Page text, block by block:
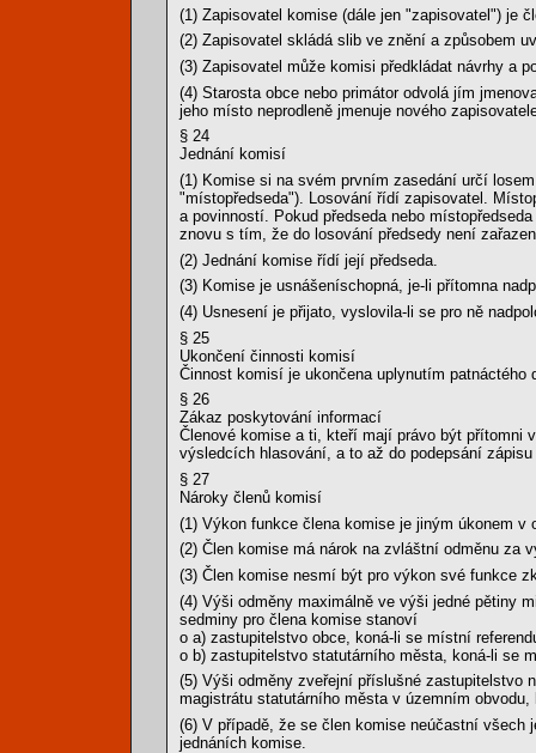
(1) Zapisovatel komise (dále jen "zapisovatel") je
(2) Zapisovatel skládá slib ve znění a způsobem
(3) Zapisovatel může komisi předkládat návrhy a
(4) Starosta obce nebo primátor odvolá jím
jeho místo neprodleně jmenuje nového
§ 24
Jednání komisí
(1) Komise si na svém prvním zasedání určí
"místopředseda"). Losování řídí zapisovatel.
a povinností. Pokud předseda nebo
znovu s tím, že do losování předsedy není
(2) Jednání komise řídí její předseda.
(3) Komise je usnášeníschopná, je-li přítomna
(4) Usnesení je přijato, vyslovila-li se pro ně
§ 25
Ukončení činnosti komisí
Činnost komisí je ukončena uplynutím
§ 26
Zákaz poskytování informací
Členové komise a ti, kteří mají právo být přítomni
výsledcích hlasování, a to až do podepsání
§ 27
Nároky členů komisí
(1) Výkon funkce člena komise je jiným úkonem v
(2) Člen komise má nárok na zvláštní odměnu za
(3) Člen komise nesmí být pro výkon své funkce
(4) Výši odměny maximálně ve výši jedné pětiny
sedminy pro člena komise stanoví
o a) zastupitelstvo obce, koná-li se místní
o b) zastupitelstvo statutárního města, koná-li se
(5) Výši odměny zveřejní příslušné zastupitelstvo
magistrátu statutárního města v územním
(6) V případě, že se člen komise neúčastní všech
jednáních komise.